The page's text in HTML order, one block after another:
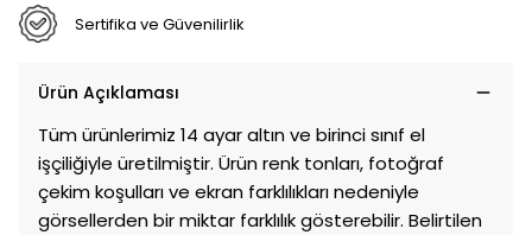
Sertifika ve Güvenilirlik
Ürün Açıklaması
Tüm ürünlerimiz 14 ayar altın ve birinci sınıf el
işçiliğiyle üretilmiştir. Ürün renk tonları, fotoğraf
çekim koşulları ve ekran farklılıkları nedeniyle
görsellerden bir miktar farklılık gösterebilir. Belirtilen